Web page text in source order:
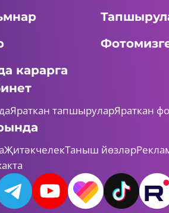
карарга
Яраткан тапшыруларЯраткан
ҖитәкчелекТаныш йөзләр